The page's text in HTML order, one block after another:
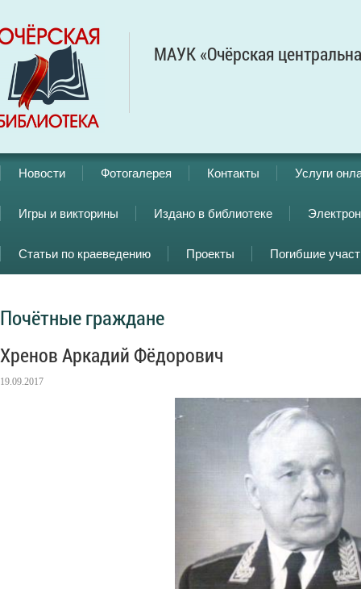
МАУК «Очёрская
Новости Фотогалерея Контакты Услуги
Игры и викторины Издано в библиотеке
Статьи по краеведению Проекты Погибшие
Почётные граждане
Хренов Аркадий Фёдорович
19.09.2017